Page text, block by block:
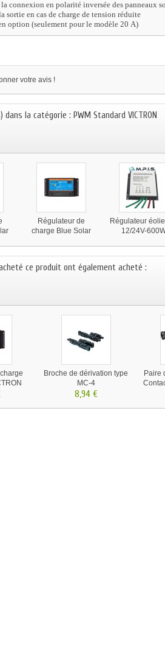
connexion en polarité inversée des panneaux
sortie en cas de charge de tension réduite
option (seulement pour le modèle 20 A)
votre avis !
la catégorie : PWM Standard VICTRON
Régulateur de
charge Blue Solar
Régulateur
12/24V-
ce produit ont également acheté :
Broche de dérivation type
MC-4
8,94 €
Paire